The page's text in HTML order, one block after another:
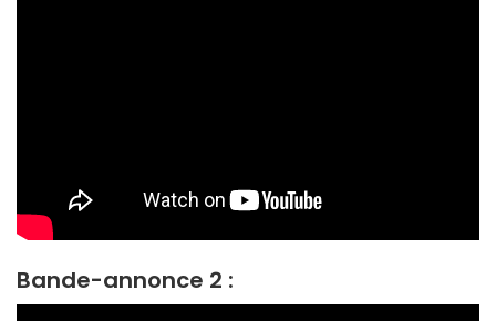
Bande-annonce 2 :